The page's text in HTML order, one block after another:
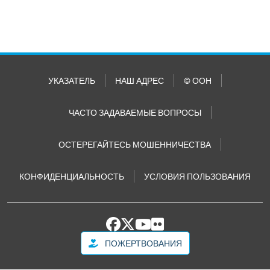
УКАЗАТЕЛЬ НАШ АДРЕС © ООН
ЧАСТО ЗАДАВАЕМЫЕ ВОПРОСЫ
ОСТЕРЕГАЙТЕСЬ МОШЕННИЧЕСТВА
КОНФИДЕНЦИАЛЬНОСТЬ УСЛОВИЯ ПОЛЬЗОВАНИЯ
ПОЖЕРТВОВАНИЯ